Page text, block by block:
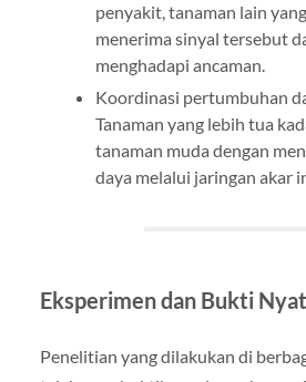
penyakit, tanaman lain
menerima sinyal tersebut
menghadapi ancaman.
Koordinasi pertumbuhan
Tanaman yang lebih tua
tanaman muda dengan
daya melalui jaringan akar
Eksperimen dan Bukti
Penelitian yang dilakukan di